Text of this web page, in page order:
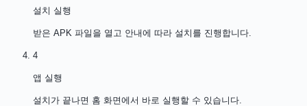
설치 실행
받은 APK 파일을 열고 안내에 따라 설치를 진행합니다.
4
앱 실행
설치가 끝나면 홈 화면에서 바로 실행할 수 있습니다.